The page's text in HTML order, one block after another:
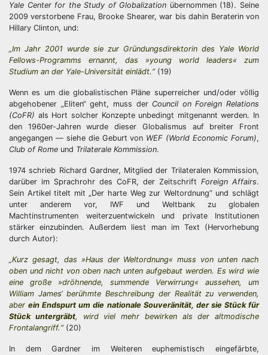
Yale Center for the Study of Globalization übernommen (18). Seine
2009 verstorbene Frau, Brooke Shearer, war bis dahin Beraterin von
Hillary Clinton, und:
„Im Jahr 2001 wurde sie zur Gründungsdirektorin des Yale World
Fellows-Programms ernannt, das »young world leaders« zum
Studium an der Yale-Universität einlädt.“(19)
Wenn es um die globalistischen Pläne superreicher und/oder völlig
abgehobener „Eliten“ geht, muss der Council on Foreign Relations
(CoFR) als Hort solcher Konzepte unbedingt mitgenannt werden. In
den 1960er-Jahren wurde dieser Globalismus auf breiter Front
angegangen — siehe die Geburt von WEF (World Economic Forum),
Club of Rome und Trilaterale Kommission.
1974 schrieb Richard Gardner, Mitglied der Trilateralen Kommission,
darüber im Sprachrohr des CoFR, der Zeitschrift Foreign Affairs.
Sein Artikel titelt mit „Der harte Weg zur Weltordnung“ und schlägt
unter anderem vor, IWF und Weltbank zu globalen
Machtinstrumenten weiterzuentwickeln und private Institutionen
stärker einzubinden. Außerdem liest man im Text (Hervorhebung
durch Autor):
„Kurz gesagt, das »Haus der Weltordnung« muss von unten nach
oben und nicht von oben nach unten aufgebaut werden. Es wird wie
eine große »dröhnende, summende Verwirrung« aussehen, um
William James‘ berühmte Beschreibung der Realität zu verwenden,
aberein Endspurt um die nationale Souveränität, der sie Stück für
Stück untergräbt, wird viel mehr bewirken als der altmodische
Frontalangriff.“(20)
In dem Gardner im Weiteren euphemistisch eingefärbte,